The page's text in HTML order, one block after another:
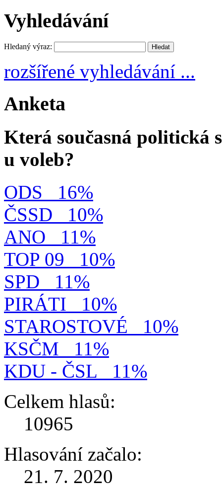
Vyhledávání
Hledaný výraz:
rozšířené vyhledávání ...
Anketa
Která současná politická
u voleb?
ODS
16%
ČSSD
10%
ANO
11%
TOP 09
10%
SPD
11%
PIRÁTI
10%
STAROSTOVÉ
10%
KSČM
11%
KDU - ČSL
11%
Celkem hlasů:
10965
Hlasování začalo:
21. 7. 2020